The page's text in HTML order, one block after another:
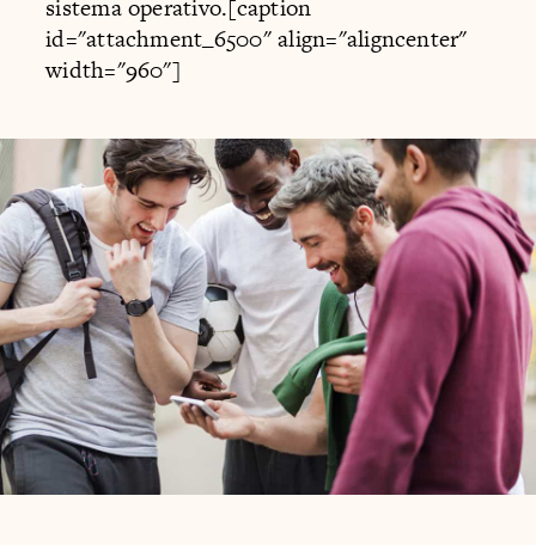
sistema operativo.[caption
id="attachment_6500" align="aligncenter"
width="960"]